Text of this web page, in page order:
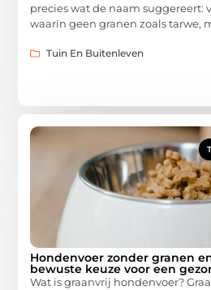
precies wat de naam suggereert:
waarin geen granen zoals tarwe,
Tuin En Buitenleven
Hondenvoer zonder granen
bewuste keuze voor een
Wat is graanvrij hondenvoer?